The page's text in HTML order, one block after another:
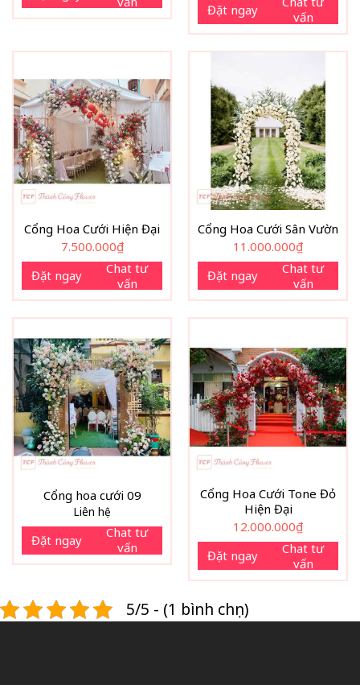
Đặt ngay
vấn
Cổng Hoa Cưới Hiện Đại
7.500.000₫
Đặt ngay
Chat tư
vấn
Cổng Hoa Cưới Sân Vườn
11.000.000₫
Đặt ngay
Chat tư
vấn
Cổng hoa cưới 09
Liên hệ
Đặt ngay
Chat tư
vấn
Cổng Hoa Cưới Tone Đỏ
Hiện Đại
12.000.000₫
Đặt ngay
Chat tư
vấn
5/5 - (1 bình chọn)